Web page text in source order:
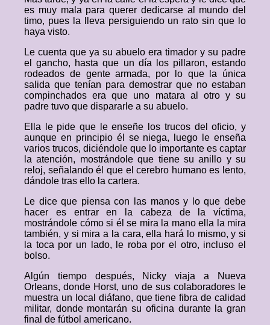
es muy mala para querer dedicarse al mundo del
timo, pues la lleva persiguiendo un rato sin que lo
haya visto.
Le cuenta que ya su abuelo era timador y su padre
el gancho, hasta que un día los pillaron, estando
rodeados de gente armada, por lo que la única
salida que tenían para demostrar que no estaban
compinchados era que uno matara al otro y su
padre tuvo que dispararle a su abuelo.
Ella le pide que le enseñe los trucos del oficio, y
aunque en principio él se niega, luego le enseña
varios trucos, diciéndole que lo importante es captar
la atención, mostrándole que tiene su anillo y su
reloj, señalando él que el cerebro humano es lento,
dándole tras ello la cartera.
Le dice que piensa con las manos y lo que debe
hacer es entrar en la cabeza de la víctima,
mostrándole cómo si él se mira la mano ella la mira
también, y si mira a la cara, ella hará lo mismo, y si
la toca por un lado, le roba por el otro, incluso el
bolso.
Algún tiempo después, Nicky viaja a Nueva
Orleans, donde Horst, uno de sus colaboradores le
muestra un local diáfano, que tiene fibra de calidad
militar, donde montarán su oficina durante la gran
final de fútbol americano.